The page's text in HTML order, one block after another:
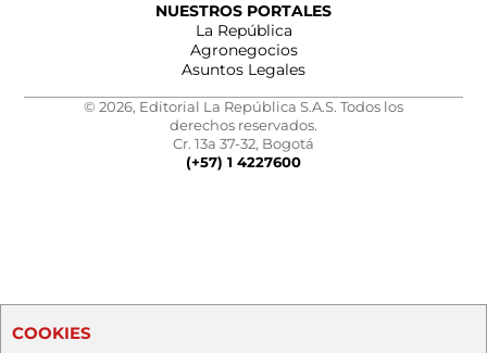
NUESTROS PORTALES
La República
Agronegocios
Asuntos Legales
© 2026, Editorial La República S.A.S. Todos los
derechos reservados.
Cr. 13a 37-32, Bogotá
(+57) 1 4227600
COOKIES